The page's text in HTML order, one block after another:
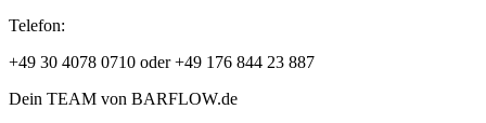
Telefon:
+49 30 4078 0710 oder +49 176 844 23 887
Dein TEAM von BARFLOW.de